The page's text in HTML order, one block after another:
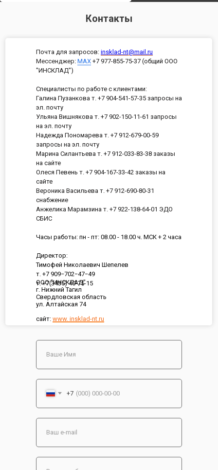
Контакты
ООО "ИНСКЛАД"
г. Нижний Тагил
Свердловская область
ул. Алтайская 74
сайт: www. insklad-nt.ru
Почта для запросов: insklad-nt@mail.ru
Мессенджер: MAX +7 977-855-75-37 (общий ООО
"ИНСКЛАД")
Специалисты по работе с клиентами:
Галина Пузанкова т. +7 904-541-57-35 запросы на
эл. почту
Ульяна Вишнякова т. +7 902-150-11-61 запросы
на эл. почту
Надежда Пономарева т. +7 912-679-00-59
запросы на эл. почту
Марина Силантьева т. +7 912-033-83-38 заказы
на сайте
Олеся Певень т. +7 904-167-33-42 заказы на
сайте
Вероника Васильева т. +7 912-690-80-31
снабжение
Анжелика Марамзина т. +7 922-138-64-01 ЭДО
СБИС
Часы работы: пн - пт: 08.00 - 18.00 ч. МСК + 2 часа
Директор:
Тимофей Николаевич Шепелев
т. +7 909−702−47−49
т. +7(3435) 40-75-15
+7